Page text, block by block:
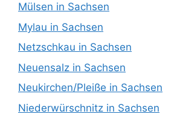
Mülsen in Sachsen
Mylau in Sachsen
Netzschkau in Sachsen
Neuensalz in Sachsen
Neukirchen/Pleiße in Sachsen
Niederwürschnitz in Sachsen